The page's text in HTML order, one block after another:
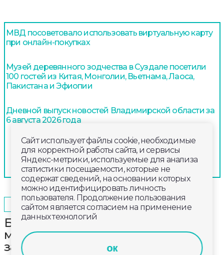
МВД посоветовало использовать виртуальную карту
при онлайн-покупках
Музей деревянного зодчества в Суздале посетили
100 гостей из Китая, Монголии, Вьетнама, Лаоса,
Пакистана и Эфиопии
Дневной выпуск новостей Владимирской области за
6 августа 2026 года
ОБЩЕСТВО 2025-10-18 08:00
Бронзовую награду чемпионата
мира по борьбе среди ветеранов
завоевал Петр Мотовилов
Сайт использует файлы cookie, необходимые
для корректной работы сайта, и сервисы
Яндекс-метрики, используемые для анализа
статистики посещаемости, которые не
содержат сведений, на основании которых
можно идентифицировать личность
пользователя. Продолжение пользования
сайтом является согласием на применение
данных технологий
ок